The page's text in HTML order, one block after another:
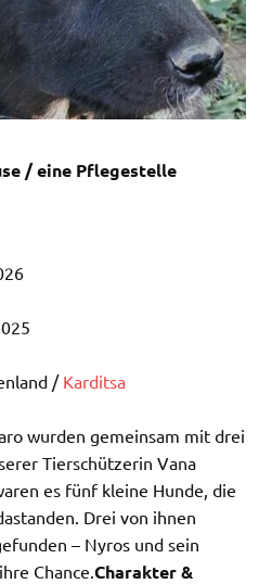
/ eine Pflegestelle
/ Karditsa
wurden gemeinsam mit drei
Tierschützerin Vana
es fünf kleine Hunde, die
Drei von ihnen
– Nyros und sein
Chance. Charakter &